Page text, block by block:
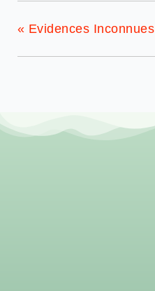
« Evidences Inconnues